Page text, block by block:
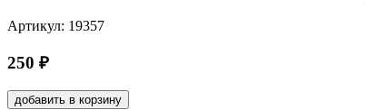
Артикул: 19357
250 ₽
добавить в корзину